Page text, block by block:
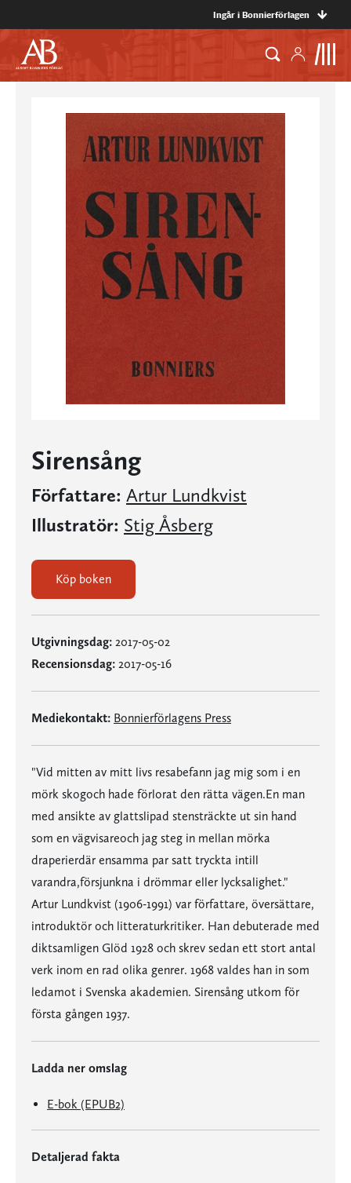
Ingår i Bonnierförlagen
Sirensång
Författare: Artur Lundkvist
Illustratör: Stig Åsberg
Köp boken
Utgivningsdag: 2017-05-02
Recensionsdag: 2017-05-16
Mediekontakt: Bonnierförlagens Press
"Vid mitten av mitt livs resabefann jag mig som i en
mörk skogoch hade förlorat den rätta vägen.En man
med ansikte av glattslipad stensträckte ut sin hand
som en vägvisareoch jag steg in mellan mörka
draperierdär ensamma par satt tryckta intill
varandra,försjunkna i drömmar eller lycksalighet."
Artur Lundkvist (1906-1991) var författare, översättare,
introduktör och litteraturkritiker. Han debuterade med
diktsamligen Glöd 1928 och skrev sedan ett stort antal
verk inom en rad olika genrer. 1968 valdes han in som
ledamot i Svenska akademien. Sirensång utkom för
första gången 1937.
Ladda ner omslag
E-bok (EPUB2)
Detaljerad fakta